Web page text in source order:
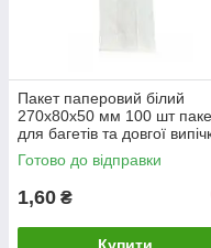
Пакет паперовий білий
270х80х50 мм 100 шт
для багетів та довгої
Готово до відправки
1,60 ₴